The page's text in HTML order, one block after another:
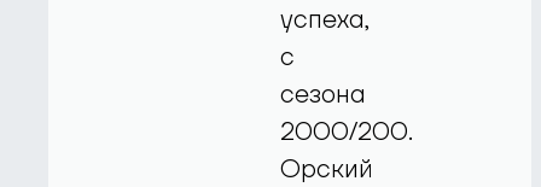
успеха,
с
сезона
2000/200.
Орский